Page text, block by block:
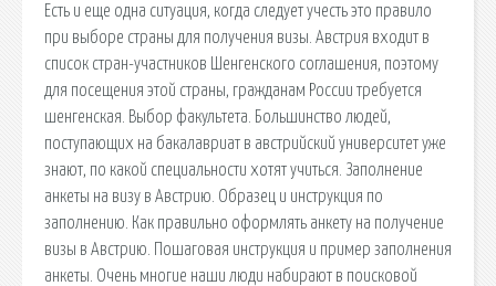
Есть и еще одна ситуация, когда следует учесть это правило
при выборе страны для получения визы. Австрия входит в
список стран-участников Шенгенского соглашения, поэтому
для посещения этой страны, гражданам России требуется
шенгенская. Выбор факультета. Большинство людей,
поступающих на бакалавриат в австрийский университет уже
знают, по какой специальности хотят учиться. Заполнение
анкеты на визу в Австрию. Образец и инструкция по
заполнению. Как правильно оформлять анкету на получение
визы в Австрию. Пошаговая инструкция и пример заполнения
анкеты. Очень многие наши люди набирают в поисковой